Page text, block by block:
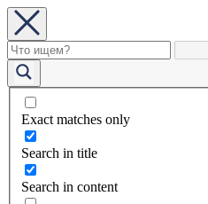
Exact matches only
Search in title
Search in content